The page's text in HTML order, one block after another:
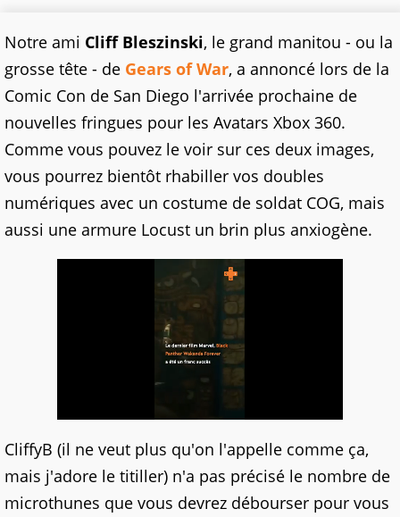
Notre ami Cliff Bleszinski, le grand manitou - ou la
grosse tête - de Gears of War, a annoncé lors de la
Comic Con de San Diego l'arrivée prochaine de
nouvelles fringues pour les Avatars Xbox 360.
Comme vous pouvez le voir sur ces deux images,
vous pourrez bientôt rhabiller vos doubles
numériques avec un costume de soldat COG, mais
aussi une armure Locust un brin plus anxiogène.
CliffyB (il ne veut plus qu'on l'appelle comme ça,
mais j'adore le titiller) n'a pas précisé le nombre de
microthunes que vous devrez débourser pour vous